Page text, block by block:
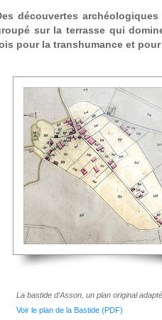
découvertes
sur la terrasse qui
pour la transhumance et
La bastide d’Asson, un plan original
Voir le plan de la Bastide (PDF)